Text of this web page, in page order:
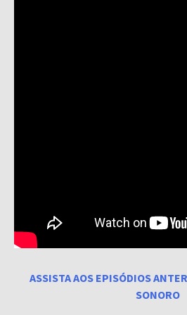
ASSISTA AOS EPISÓDIOS
SONORO